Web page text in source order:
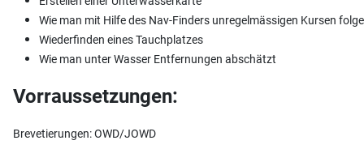
Wie man mit Hilfe des Nav-Finders unregelmässigen Kursen
Wiederfinden eines Tauchplatzes
Wie man unter Wasser Entfernungen abschätzt
Vorraussetzungen:
Brevetierungen: OWD/JOWD